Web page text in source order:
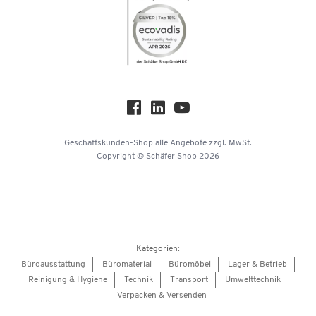
Geschäftskunden-Shop alle Angebote zzgl. MwSt.
Copyright © Schäfer Shop 2026
Kategorien:
Büroausstattung
Büromaterial Büromöbel
Lager & Betrieb
Reinigung & Hygiene
Technik Transport
Umwelttechnik
Verpacken & Versenden